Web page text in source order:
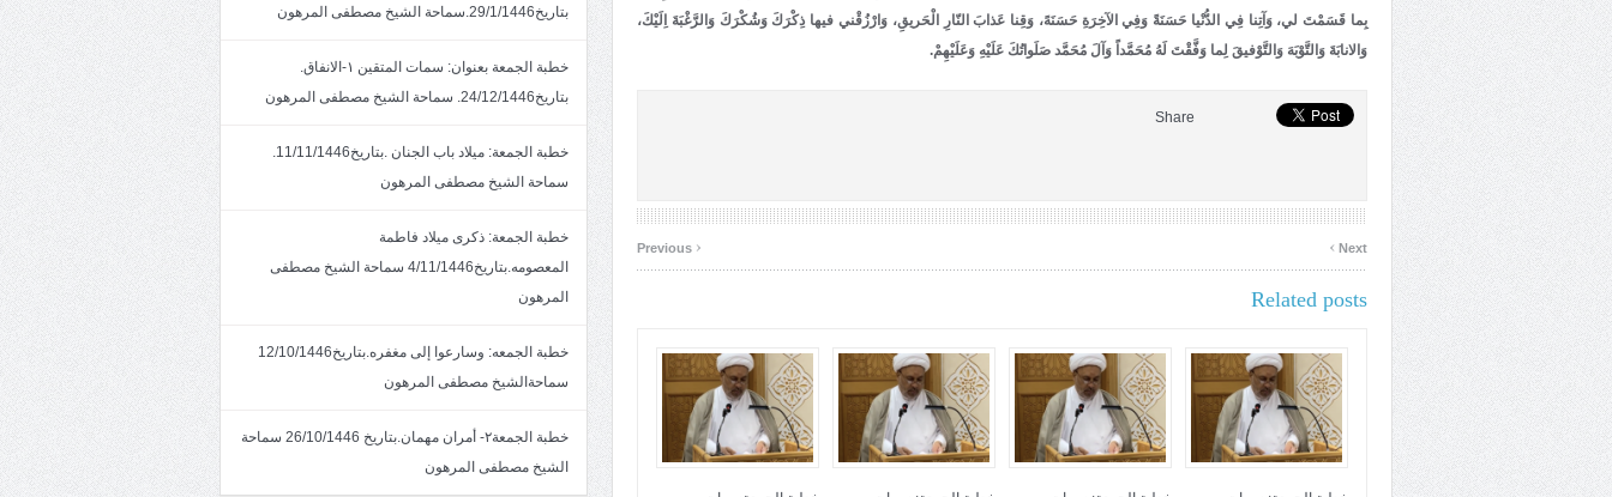
بِما قَسَمْتَ لي، وَآتِنا فِي الدُّنْيا حَسَنَةً وَفِي الآخِرَةِ حَسَنَهً، وَقِنا عَذابَ النّارِ الْحَريقِ، وَارْزُقْني فيها ذِكْرَكَ وَشُكْرَكَ وَالرَّغْبَةَ اِلَيْكَ،
وَالانابَةَ وَالتَّوْبَهَ وَالتَّوْفيقَ لِما وَفَّقْتَ لَهُ مُحَمَّداً وَآلَ مُحَمَّد صَلَواتُكَ عَلَيْهِ وَعَلَيْهِمْ.
Share
‹ Next
›
Related posts
بتاريخ29/1/1446.سماحة الشيخ مصطفى المرهون
خطبة الجمعة بعنوان: سمات المتقين ١-الانفاق.
بتاريخ24/12/1446. سماحة الشيخ مصطفى المرهون
خطبة الجمعة: ميلاد باب الجنان .بتاريخ11/11/1446.
سماحة الشيخ مصطفى المرهون
خطبة الجمعة: ذكرى ميلاد فاطمة
المعصومه.بتاريخ4/11/1446 سماحة الشيخ مصطفى
المرهون
خطبة الجمعه: وسارعوا إلى مغفره.بتاريخ12/10/1446
سماحةالشيخ مصطفى المرهون
خطبة الجمعة٢- أمران مهمان.بتاريخ 26/10/1446 سماحة
الشيخ مصطفى المرهون